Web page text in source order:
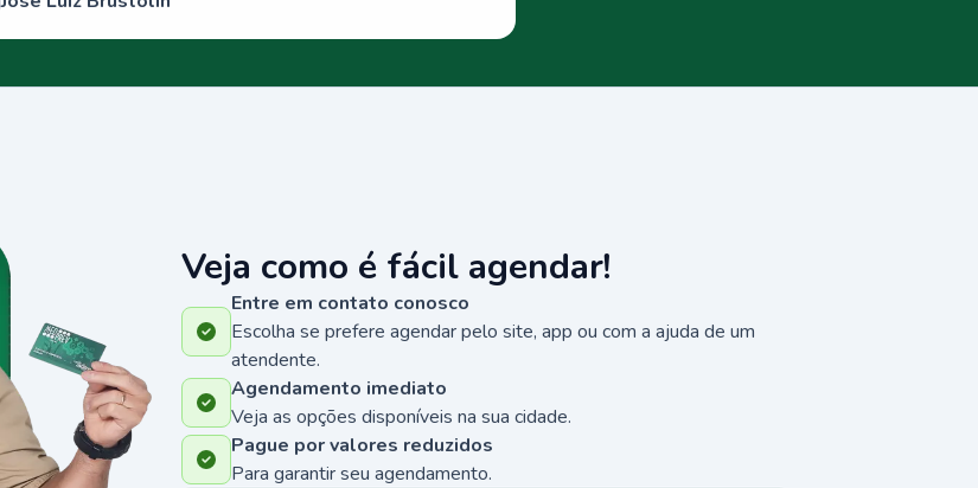
Veja como é fácil agendar!
Entre em contato conosco
Escolha se prefere agendar pelo site, app ou com a ajuda de um
atendente.
Agendamento imediato
Veja as opções disponíveis na sua cidade.
Pague por valores reduzidos
Para garantir seu agendamento.